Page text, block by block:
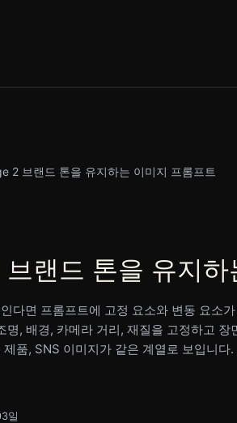
2 브랜드 톤을 유지하는 이미지 프롬프트
랜드 톤을 유지
다면 프롬프트에 고정 요소와 변동 요소
명, 배경, 카메라 거리, 재질을 고정하고
품, SNS 이미지가 같은 계열로 보입니다.
일